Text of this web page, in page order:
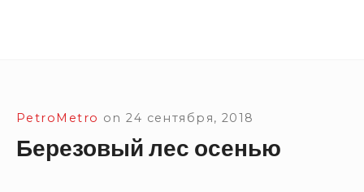
PetroMetro on 24 сентября, 2018
Березовый лес осенью